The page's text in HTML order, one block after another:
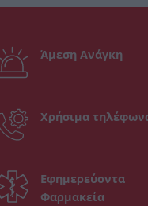
Άμεση Ανάγκη
Χρήσιμα
Εφημερεύοντα
Φαρμακεία